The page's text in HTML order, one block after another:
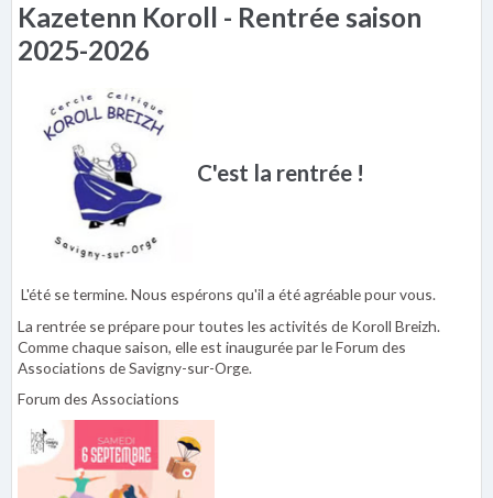
Kazetenn Koroll - Rentrée saison
2025-2026
C'est la rentrée !
L'été se termine. Nous espérons qu'il a été agréable pour vous.
La rentrée se prépare pour toutes les activités de Koroll Breizh.
Comme chaque saison, elle est inaugurée par le Forum des
Associations de Savigny-sur-Orge.
Forum des Associations